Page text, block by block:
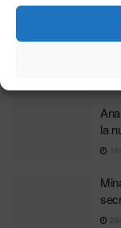
a
la